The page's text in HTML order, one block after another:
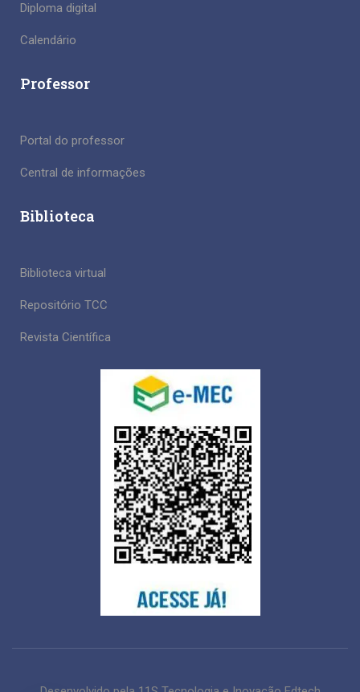
Diploma digital
Calendário
Professor
Portal do professor
Central de informações
Biblioteca
Biblioteca virtual
Repositório TCC
Revista Científica